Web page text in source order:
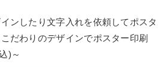
ンしたり文字入れを依頼してポスタ
だわりのデザインでポスター印刷
)～